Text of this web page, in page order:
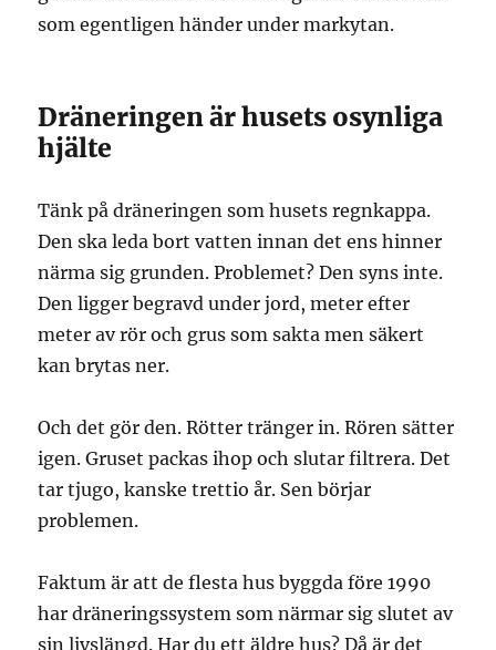
som egentligen händer under markytan.
Dräneringen är husets osynliga
hjälte
Tänk på dräneringen som husets regnkappa.
Den ska leda bort vatten innan det ens hinner
närma sig grunden. Problemet? Den syns inte.
Den ligger begravd under jord, meter efter
meter av rör och grus som sakta men säkert
kan brytas ner.
Och det gör den. Rötter tränger in. Rören sätter
igen. Gruset packas ihop och slutar filtrera. Det
tar tjugo, kanske trettio år. Sen börjar
problemen.
Faktum är att de flesta hus byggda före 1990
har dräneringssystem som närmar sig slutet av
sin livslängd. Har du ett äldre hus? Då är det